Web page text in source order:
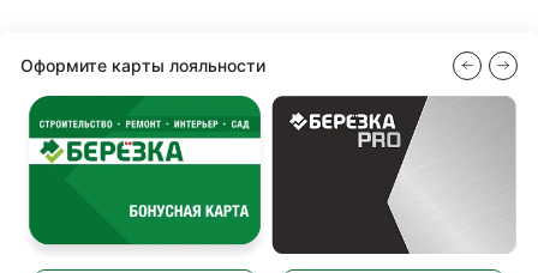
Оформите карты лояльности